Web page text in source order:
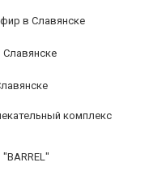
в Славянске
комплекс